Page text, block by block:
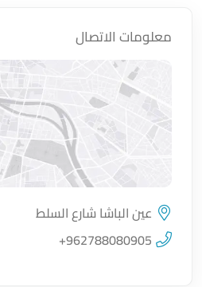
معلومات الاتصال
اضغط لتحميل الموقع
عين الباشا شارع السلط
+962788080905